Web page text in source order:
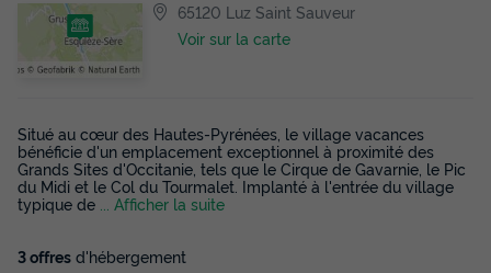
65120 Luz Saint Sauveur
Voir sur la carte
Situé au cœur des Hautes-Pyrénées, le village vacances
bénéficie d'un emplacement exceptionnel à proximité des
Grands Sites d'Occitanie, tels que le Cirque de Gavarnie, le Pic
du Midi et le Col du Tourmalet. Implanté à l'entrée du village
typique de
... Afficher la suite
3 offres d'hébergement